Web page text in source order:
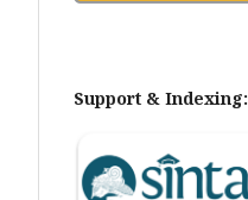
Support & Indexing: